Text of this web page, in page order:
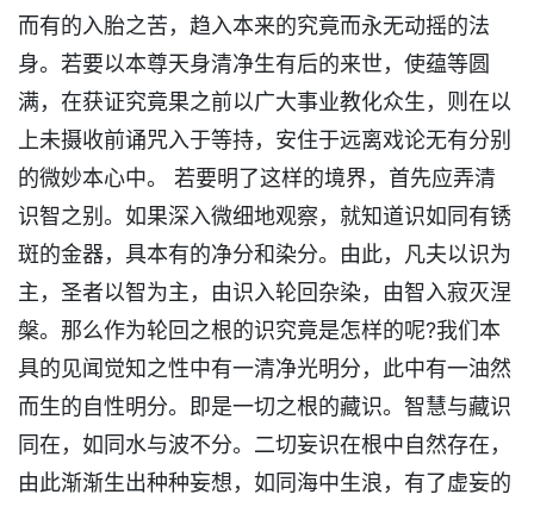
而有的入胎之苦，趋入本来的究竟而永无动摇的法
身。若要以本尊天身清净生有后的来世，使蕴等圆
满，在获证究竟果之前以广大事业教化众生，则在以
上未摄收前诵咒入于等持，安住于远离戏论无有分别
的微妙本心中。 若要明了这样的境界，首先应弄清
识智之别。如果深入微细地观察，就知道识如同有锈
斑的金器，具本有的净分和染分。由此，凡夫以识为
主，圣者以智为主，由识入轮回杂染，由智入寂灭涅
槃。那么作为轮回之根的识究竟是怎样的呢?我们本
具的见闻觉知之性中有一清净光明分，此中有一油然
而生的自性明分。即是一切之根的藏识。智慧与藏识
同在，如同水与波不分。二切妄识在根中自然存在，
由此渐渐生出种种妄想，如同海中生浪，有了虚妄的